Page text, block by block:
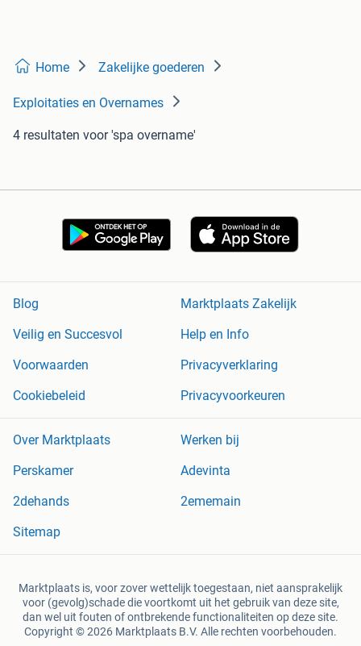
Home Zakelijke goederen
Exploitaties en Overnames
4 resultaten voor 'spa overname'
Blog
Marktplaats Zakelijk
Veilig en Succesvol
Help en Info
Voorwaarden
Privacyverklaring
Cookiebeleid
Privacyvoorkeuren
Over Marktplaats
Werken bij
Perskamer
Adevinta
2dehands
2ememain
Sitemap
Marktplaats is, voor zover wettelijk toegestaan, niet aansprakelijk
voor (gevolg)schade die voortkomt uit het gebruik van deze site,
dan wel uit fouten of ontbrekende functionaliteiten op deze site.
Copyright © 2026 Marktplaats B.V. Alle rechten voorbehouden.